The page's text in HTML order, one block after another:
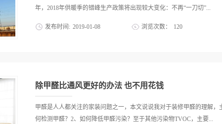
理改造任务的，将严要求，全面采用错峰消费措施；对属于《财富构造
业的环保标杆企业，搜罗治理水平全面抵达超低排放的，使用天然气、
年，2018年供暖季的错峰生产政策将出现较大变化：不再“一刀切”...
50%。 实行差别化的错峰生产政策，显示出在经济下行压力之下，
渐走向精细化和科学化。 不久前的全国生态环境系统改革工作座谈
部长李干杰表示，将严格禁止“一刀切”摆在深化“放管服”改革的突出位
关停”“先停再说”等敷衍应对做法、避免以生态环境保护为借口紧急停工
发布时间: 2019-01-08 浏览次数： 120
除甲醛比通风更好的办法 也不用花钱
甲醛是人人都关注的家装问题之一，本文说说我对于装修甲醛的理解，
何检测甲醛？2、如何降低甲醛污染？至于其他污染物TVOC，主要...